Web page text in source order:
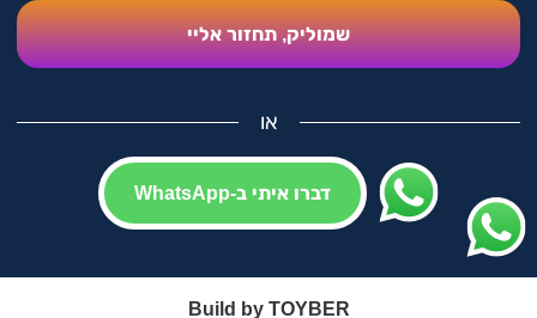
שמוליק, תחזור אליי
או
דברו איתי ב-WhatsApp
Build by TOYBER